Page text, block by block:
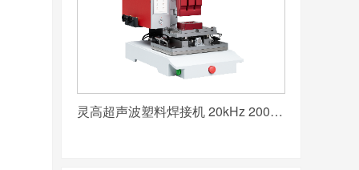
灵高超声波塑料焊接机 20kHz 2000/3000W K3000 Pro